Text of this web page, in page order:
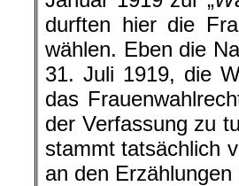
durften hier die
wählen. Eben die
31. Juli 1919, die
das
der Verfassung zu
stammt tatsächlich
an den